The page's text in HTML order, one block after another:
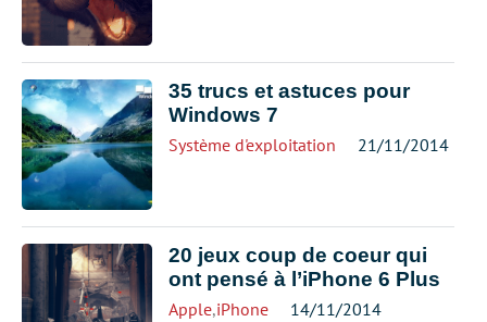
35 trucs et astuces pour
Windows 7
Système d'exploitation 21/11/2014
20 jeux coup de coeur qui
ont pensé à l’iPhone 6 Plus
Apple,iPhone 14/11/2014